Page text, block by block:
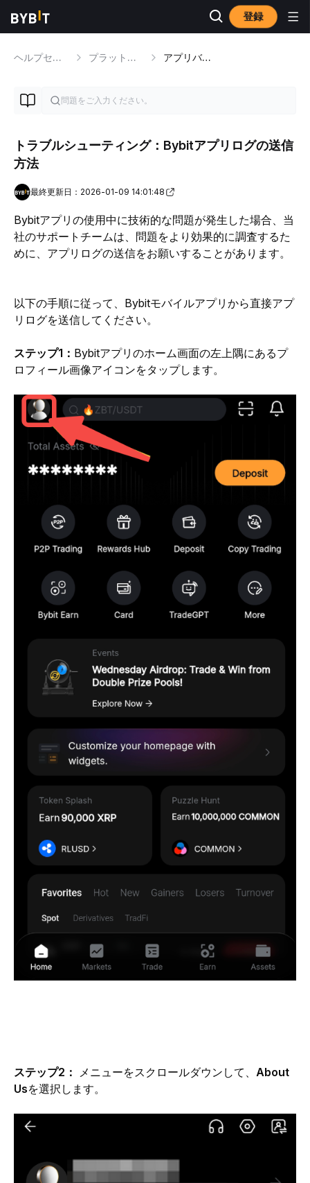
登録
ヘルプセンター プラットフォームのチュートリアル アプリバージョン
トラブルシューティング：Bybitアプリログの送信
方法
最終更新日：2026-01-09 14:01:48
Bybitアプリの使用中に技術的な問題が発生した場合、当
社のサポートチームは、問題をより効果的に調査するた
めに、アプリログの送信をお願いすることがあります。
以下の手順に従って、Bybitモバイルアプリから直接アプ
リログを送信してください。
ステップ1： Bybitアプリのホーム画面の左上隅にあるプ
ロフィール画像アイコンをタップします。
ステップ2： メニューをスクロールダウンして、 About
Usを選択します。